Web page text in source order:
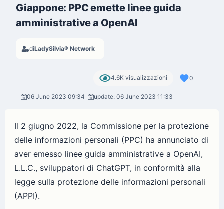
Giappone: PPC emette linee guida
amministrative a OpenAI
diLadySilvia® Network
4.6K visualizzazioni 0
06 June 2023 09:34 update: 06 June 2023 11:33
Il 2 giugno 2022, la Commissione per la protezione
delle informazioni personali (PPC) ha annunciato di
aver emesso linee guida amministrative a OpenAI,
L.L.C., sviluppatori di ChatGPT, in conformità alla
legge sulla protezione delle informazioni personali
(APPI).